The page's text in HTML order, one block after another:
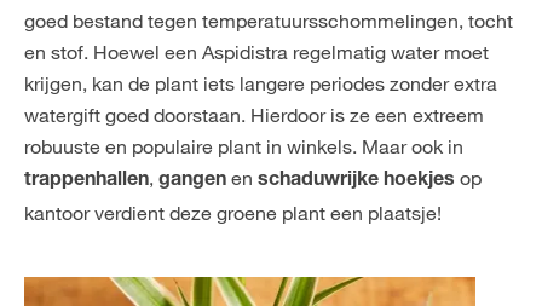
goed bestand tegen temperatuursschommelingen, tocht
en stof. Hoewel een Aspidistra regelmatig water moet
krijgen, kan de plant iets langere periodes zonder extra
watergift goed doorstaan. Hierdoor is ze een extreem
robuuste en populaire plant in winkels. Maar ook in
trappenhallen, gangen en schaduwrijke hoekjes op
kantoor verdient deze groene plant een plaatsje!